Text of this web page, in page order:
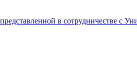
в сотрудничестве с